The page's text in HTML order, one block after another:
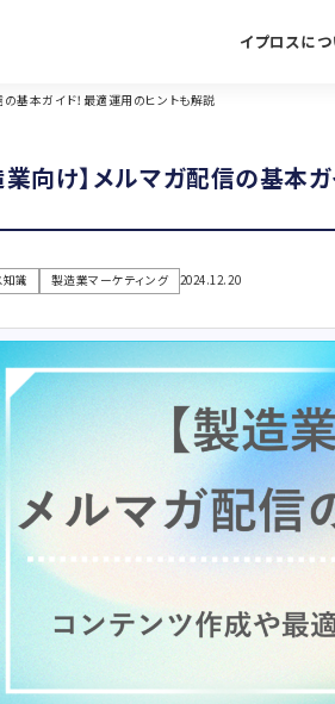
イプロスにつ
の基本ガイド！最適運用のヒントも解説
業向け】メルマガ配信の基本
知識 製造業マーケティング 2024.12.20